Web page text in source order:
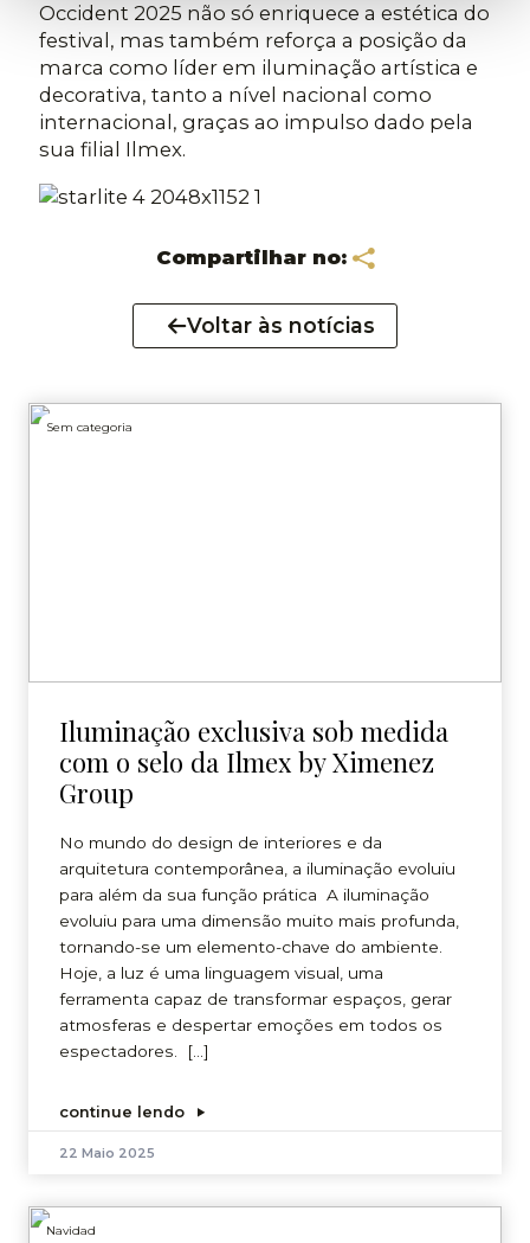
Occident 2025 não só enriquece a estética do
festival, mas também reforça a posição da
marca como líder em iluminação artística e
decorativa, tanto a nível nacional como
internacional, graças ao impulso dado pela
sua filial Ilmex.
Compartilhar no:
Voltar às notícias
Sem categoria
Iluminação exclusiva sob medida
com o selo da Ilmex by Ximenez
Group
No mundo do design de interiores e da
arquitetura contemporânea, a iluminação evoluiu
para além da sua função prática A iluminação
evoluiu para uma dimensão muito mais profunda,
tornando-se um elemento-chave do ambiente.
Hoje, a luz é uma linguagem visual, uma
ferramenta capaz de transformar espaços, gerar
atmosferas e despertar emoções em todos os
espectadores. […]
continue lendo
22 Maio 2025
Navidad